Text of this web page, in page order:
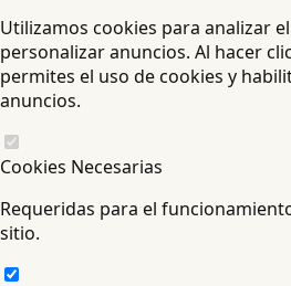
Utilizamos cookies para analizar
personalizar anuncios. Al hacer
permites el uso de cookies y
anuncios.
Cookies Necesarias
Requeridas para el
sitio.